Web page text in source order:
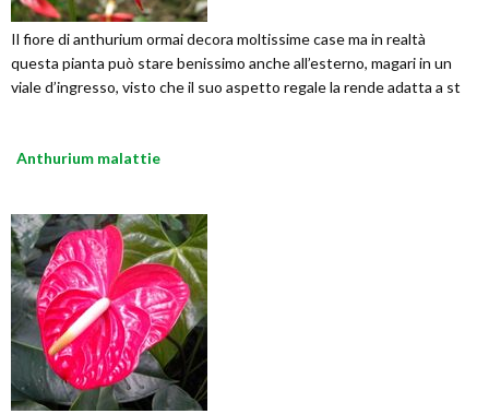
Il fiore di anthurium ormai decora moltissime case ma in realtà
questa pianta può stare benissimo anche all’esterno, magari in un
viale d’ingresso, visto che il suo aspetto regale la rende adatta a st
Anthurium malattie